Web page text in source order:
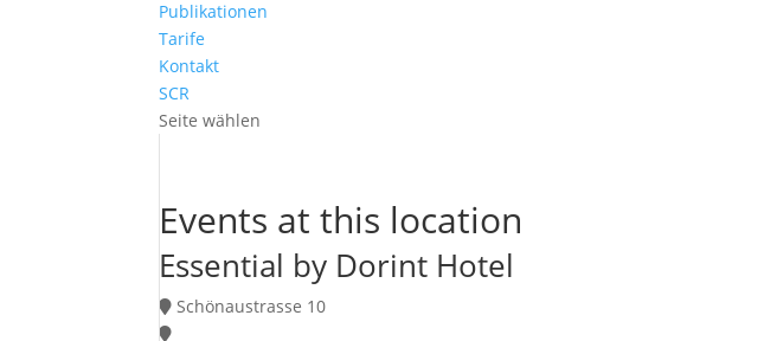
Publikationen
Tarife
Kontakt
SCR
Seite wählen
Events at this location
Essential by Dorint Hotel
Schönaustrasse 10